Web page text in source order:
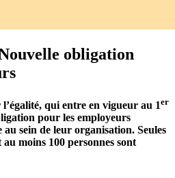
obligation
qui entre en vigueur au 1er
pour les employeurs
au sein de leur organisation. Seules
moins 100 personnes sont